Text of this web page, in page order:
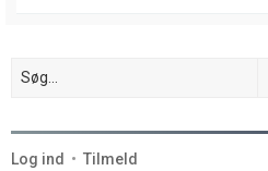
Log ind • Tilmeld